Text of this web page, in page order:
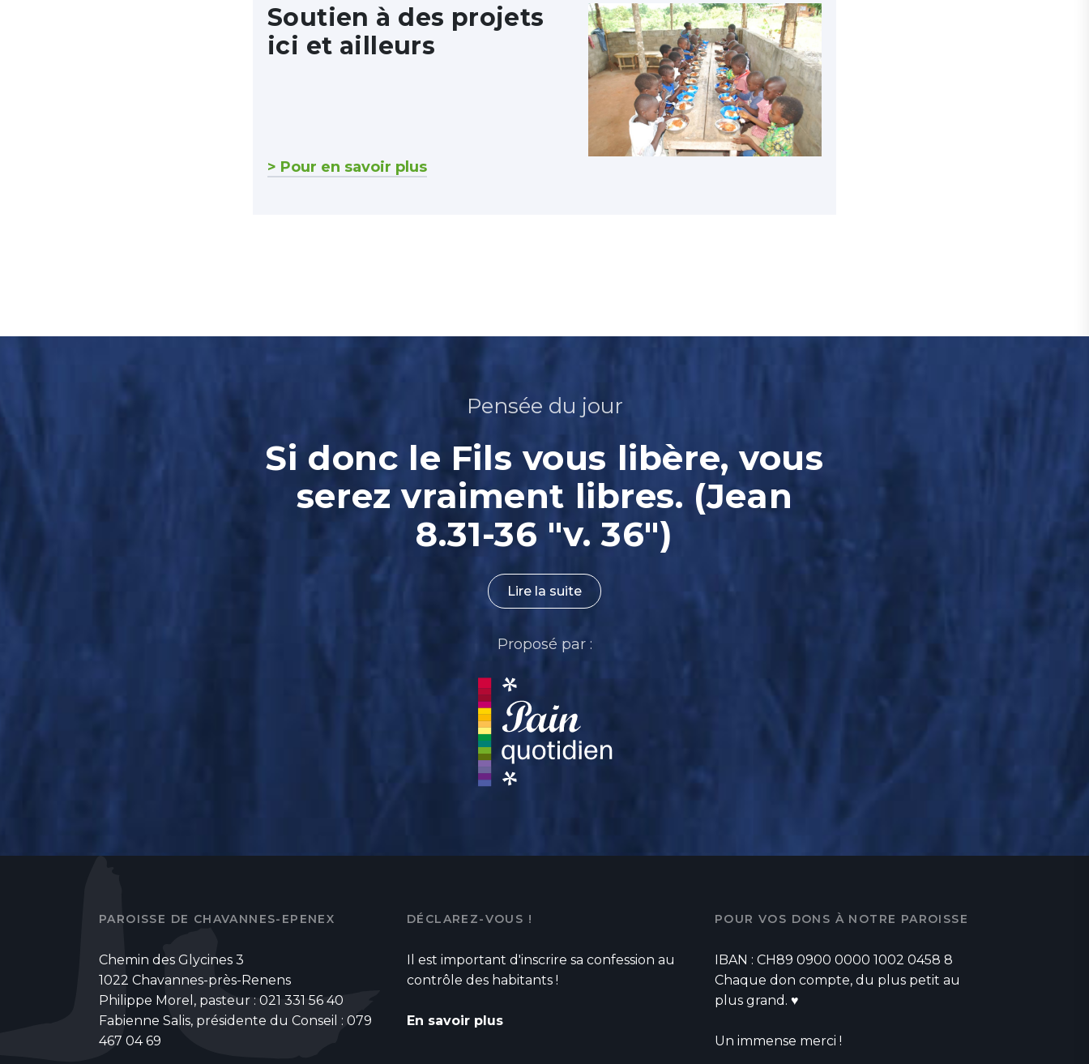
Soutien à des projets
ici et ailleurs
> Pour en savoir plus
Pensée du jour
Si donc le Fils vous libère, vous
serez vraiment libres. (Jean
8.31-36 "v. 36")
Lire la suite
Proposé par :
PAROISSE DE CHAVANNES-EPENEX
Chemin des Glycines 3
1022 Chavannes-près-Renens
Philippe Morel, pasteur : 021 331 56 40
Fabienne Salis, présidente du Conseil : 079
467 04 69
DÉCLAREZ-VOUS !
Il est important d'inscrire sa confession au
contrôle des habitants !
En savoir plus
POUR VOS DONS À NOTRE PAROISSE
IBAN : CH89 0900 0000 1002 0458 8
Chaque don compte, du plus petit au
plus grand. ♥
Un immense merci !